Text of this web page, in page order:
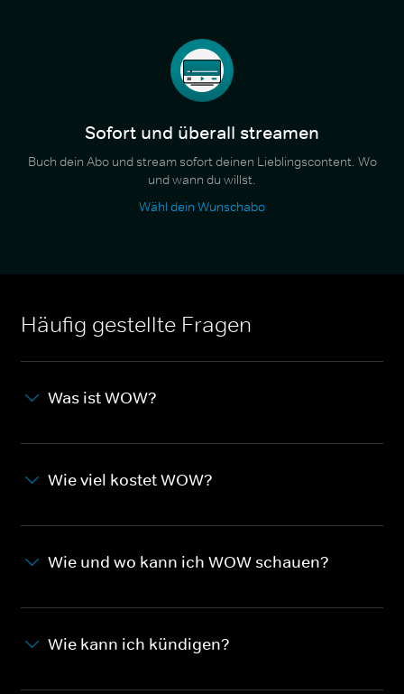
Sofort und überall streamen
Buch dein Abo und stream sofort deinen Lieblingscontent. Wo
und wann du willst.
Wähl dein Wunschabo
Häufig gestellte Fragen
Was ist WOW?
Wie viel kostet WOW?
Wie und wo kann ich WOW schauen?
Wie kann ich kündigen?